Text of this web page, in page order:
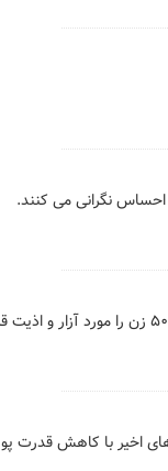
نگرانی می کنند.
رییس پلیس آگاهی فرماندهی انتظامی تهران بزرگ گفت: فردی که به بهانه جذب پرستار، ۵۰ زن
اخیر با کاهش قدرت